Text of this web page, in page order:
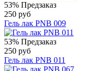
53% Предзаказ
250 руб
Гель лак PNB 009
53% Предзаказ
250 руб
Гель лак PNB 011